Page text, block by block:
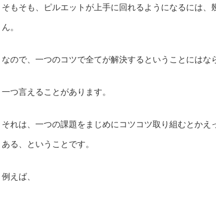
そもそも、ピルエットが上手に回れるようになるには
ん。
なので、一つのコツで全てが解決するということにはな
一つ言えることがあります。
それは、一つの課題をまじめにコツコツ取り組むとか
ある、ということです。
例えば、